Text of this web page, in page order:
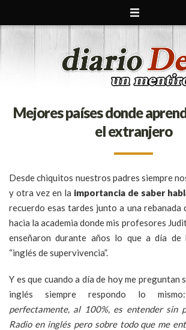
Mejores países donde
el extranjero
Desde chiquitos nuestros padres siempre
y otra vez en la importancia de saber
recuerdo esas tardes junto a una rebanada
hacia la academia donde mis profesores
enseñaron durante años lo que a día de
“inglés de supervivencia”.
Y es que cuando a día de hoy me preguntan
inglés siempre respondo lo
perfectamente, al 100%, es entender sin
Radio en inglés pero sobre todo que me